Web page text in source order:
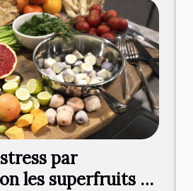
par
les superfruits et